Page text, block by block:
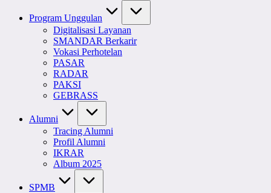
Program Unggulan
Digitalisasi Layanan
SMANDAR Berkarir
Vokasi Perhotelan
PASAR
RADAR
PAKSI
GEBRASS
Alumni
Tracing Alumni
Profil Alumni
IKRAR
Album 2025
SPMB